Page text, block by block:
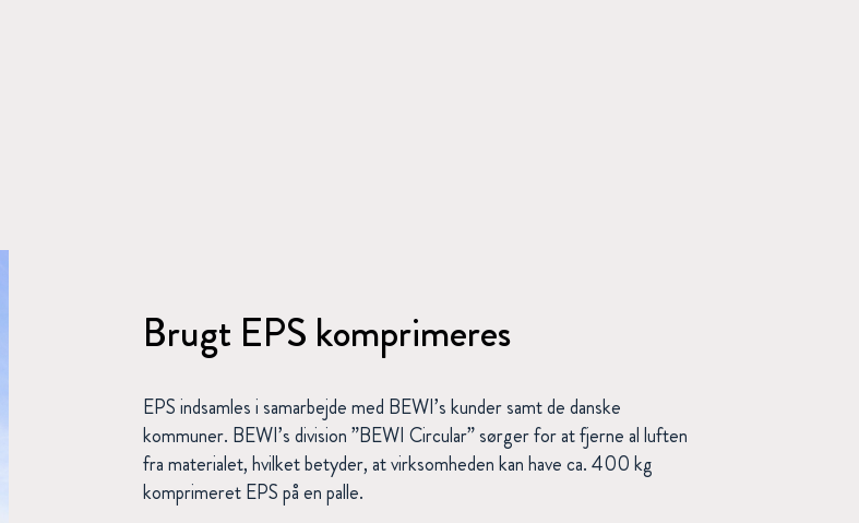
Brugt EPS komprimeres
EPS indsamles i samarbejde med BEWI’s kunder samt de danske
kommuner. BEWI’s division ”BEWI Circular” sørger for at fjerne al luften
fra materialet, hvilket betyder, at virksomheden kan have ca. 400 kg
komprimeret EPS på en palle.